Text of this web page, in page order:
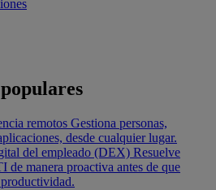
remotos Gestiona personas,
desde cualquier lugar.
del empleado (DEX) Resuelve
de manera proactiva antes de que